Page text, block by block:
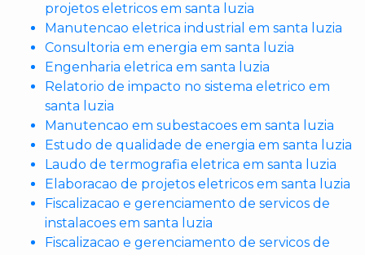
projetos eletricos em santa luzia
Manutencao eletrica industrial em santa luzia
Consultoria em energia em santa luzia
Engenharia eletrica em santa luzia
Relatorio de impacto no sistema eletrico em
santa luzia
Manutencao em subestacoes em santa luzia
Estudo de qualidade de energia em santa luzia
Laudo de termografia eletrica em santa luzia
Elaboracao de projetos eletricos em santa luzia
Fiscalizacao e gerenciamento de servicos de
instalacoes em santa luzia
Fiscalizacao e gerenciamento de servicos de